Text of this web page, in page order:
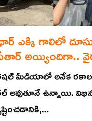
ఎక్కి గాలిలో
అయ్యిందిగా..
మీడియాలో అనేక రకాల
అవుతూనే ఉన్నాయి.